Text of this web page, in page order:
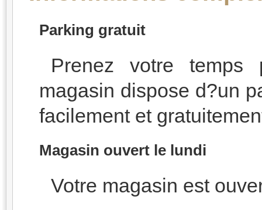
Parking gratuit
Prenez votre temps
magasin dispose d?un
facilement et
Magasin ouvert le lundi
Votre magasin est